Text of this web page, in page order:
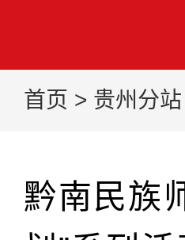
首页 > 贵州分站
黔南民族